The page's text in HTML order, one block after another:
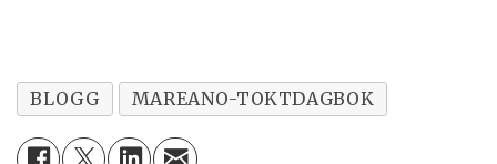
BLOGG MAREANO-TOKTDAGBOK